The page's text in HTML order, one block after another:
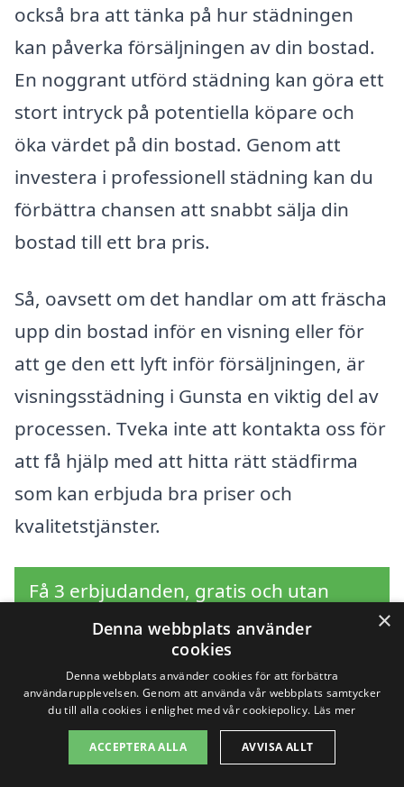
också bra att tänka på hur städningen
kan påverka försäljningen av din bostad.
En noggrant utförd städning kan göra ett
stort intryck på potentiella köpare och
öka värdet på din bostad. Genom att
investera i professionell städning kan du
förbättra chansen att snabbt sälja din
bostad till ett bra pris.
Så, oavsett om det handlar om att fräscha
upp din bostad inför en visning eller för
att ge den ett lyft inför försäljningen, är
visningsstädning i Gunsta en viktig del av
processen. Tveka inte att kontakta oss för
att få hjälp med att hitta rätt städfirma
som kan erbjuda bra priser och
kvalitetstjänster.
Få 3 erbjudanden, gratis och utan
förpliktelser
Sök efter en
professionell för
×
Denna webbplats använder
cookies
Denna webbplats använder cookies för att förbättra
användarupplevelsen. Genom att använda vår webbplats samtycker
du till alla cookies i enlighet med vår cookiepolicy. Läs mer
ACCEPTERA ALLA AVVISA ALLT